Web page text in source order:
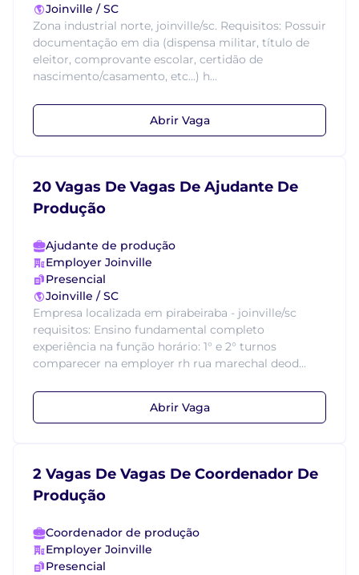
Joinville / SC
Zona industrial norte, joinville/sc. Requisitos: Possuir
documentação em dia (dispensa militar, título de
eleitor, comprovante escolar, certidão de
nascimento/casamento, etc...) h...
Abrir Vaga
20 Vagas De Vagas De Ajudante De
Produção
Ajudante de produção
Employer Joinville
Presencial
Joinville / SC
Empresa localizada em pirabeiraba - joinville/sc
requisitos: Ensino fundamental completo
experiência na função horário: 1° e 2° turnos
comparecer na employer rh rua marechal deod...
Abrir Vaga
2 Vagas De Vagas De Coordenador De
Produção
Coordenador de produção
Employer Joinville
Presencial